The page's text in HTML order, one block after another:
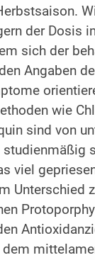
der Dosis
sich der
Angaben
wie
sind von
studienmäßig
viel
Unterschied
dem